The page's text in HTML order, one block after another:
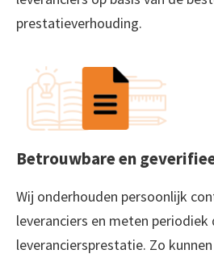
prestatieverhouding.
Betrouwbare en
Wij onderhouden persoonlijk
leveranciers en meten periodiek
leveranciersprestatie. Zo